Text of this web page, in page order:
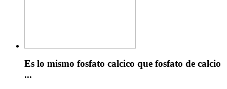
Es lo mismo fosfato calcico que fosfato de calcio
...